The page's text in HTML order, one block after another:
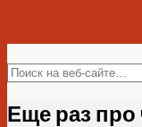
Еще раз про